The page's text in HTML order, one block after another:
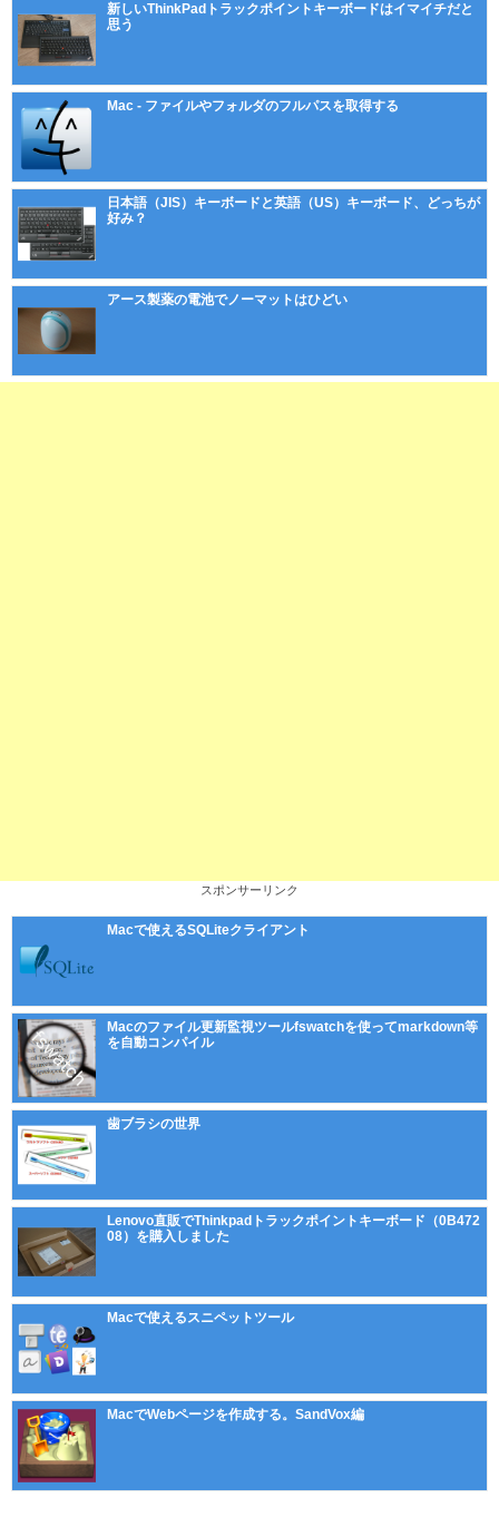
新しいThinkPadトラックポイントキーボードはイマイチだと
思う
Mac - ファイルやフォルダのフルパスを取得する
日本語（JIS）キーボードと英語（US）キーボード、どっちが
好み？
アース製薬の電池でノーマットはひどい
スポンサーリンク
Macで使えるSQLiteクライアント
Macのファイル更新監視ツールfswatchを使ってmarkdown等
を自動コンパイル
歯ブラシの世界
Lenovo直販でThinkpadトラックポイントキーボード（0B472
08）を購入しました
Macで使えるスニペットツール
MacでWebページを作成する。SandVox編